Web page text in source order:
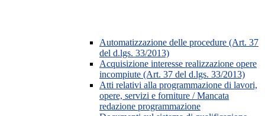
Automatizzazione delle procedure (Art. 37
del d.lgs. 33/2013)
Acquisizione interesse realizzazione opere
incompiute (Art. 37 del d.lgs. 33/2013)
Atti relativi alla programmazione di lavori,
opere, servizi e forniture / Mancata
redazione programmazione